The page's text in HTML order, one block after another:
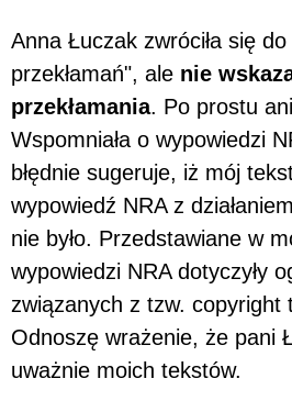
Anna Łuczak zwróciła się
przekłamań", ale nie
przekłamania. Po prostu
Wspomniała o wypowiedzi
błędnie sugeruje, iż mój
wypowiedź NRA z
nie było. Przedstawiane w
wypowiedzi NRA dotyczyły
związanych z tzw. copyright
Odnoszę wrażenie, że pani
uważnie moich tekstów.